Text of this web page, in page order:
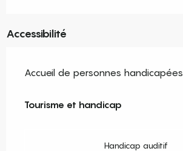
Accessibilité
Accueil de personnes handicapées
Tourisme et handicap
Tourisme et handicap
Handicap auditif